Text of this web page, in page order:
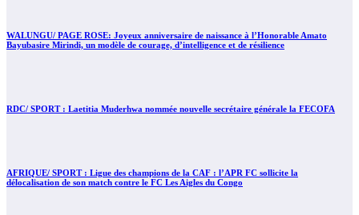
WALUNGU/ PAGE ROSE: Joyeux anniversaire de naissance à l’Honorable Amato
Bayubasire Mirindi, un modèle de courage, d’intelligence et de résilience
RDC/ SPORT : Laetitia Muderhwa nommée nouvelle secrétaire générale la FECOFA
AFRIQUE/ SPORT : Ligue des champions de la CAF : l’APR FC sollicite la
délocalisation de son match contre le FC Les Aigles du Congo